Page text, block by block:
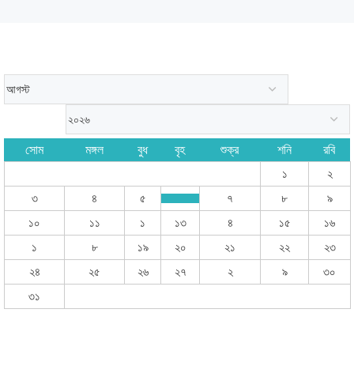
সোম মঙ্গল বুধ বৃহ শুক্র শনি রবি
১
২
৩
৪ ৫ ৭ ৮
৯
১০
১১ ১ ১৩ ৪ ১৫
১৬
১
৮ ১৯ ২০ ২১ ২২
২৩
২৪
২৫ ২৬ ২৭ ২ ৯
৩০
৩১